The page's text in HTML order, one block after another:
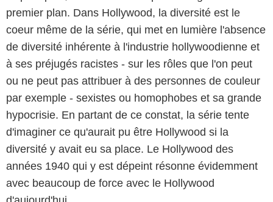
premier plan. Dans Hollywood, la diversité est le
coeur même de la série, qui met en lumière l'absence
de diversité inhérente à l'industrie hollywoodienne et
à ses préjugés racistes - sur les rôles que l'on peut
ou ne peut pas attribuer à des personnes de couleur
par exemple - sexistes ou homophobes et sa grande
hypocrisie. En partant de ce constat, la série tente
d'imaginer ce qu'aurait pu être Hollywood si la
diversité y avait eu sa place. Le Hollywood des
années 1940 qui y est dépeint résonne évidemment
avec beaucoup de force avec le Hollywood